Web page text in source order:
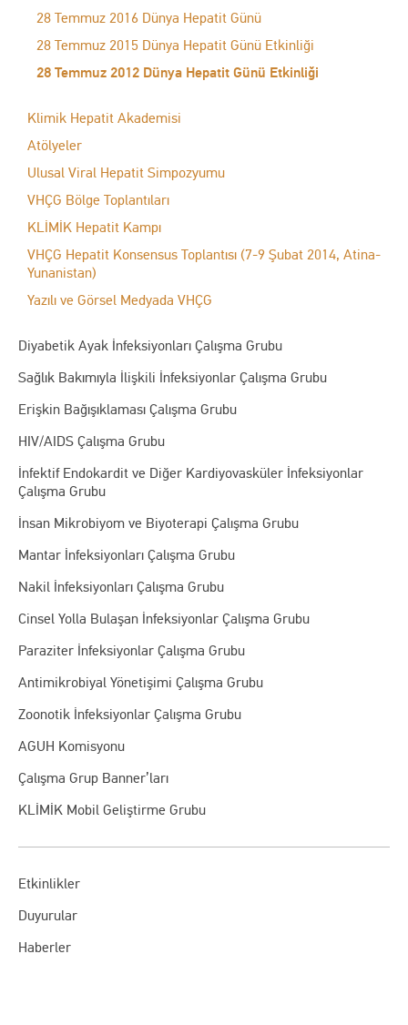
28 Temmuz 2016 Dünya Hepatit Günü
28 Temmuz 2015 Dünya Hepatit Günü Etkinliği
28 Temmuz 2012 Dünya Hepatit Günü Etkinliği
Klimik Hepatit Akademisi
Atölyeler
Ulusal Viral Hepatit Simpozyumu
VHÇG Bölge Toplantıları
KLİMİK Hepatit Kampı
VHÇG Hepatit Konsensus Toplantısı (7-9 Şubat 2014, Atina-
Yunanistan)
Yazılı ve Görsel Medyada VHÇG
Diyabetik Ayak İnfeksiyonları Çalışma Grubu
Sağlık Bakımıyla İlişkili İnfeksiyonlar Çalışma Grubu
Erişkin Bağışıklaması Çalışma Grubu
HIV/AIDS Çalışma Grubu
İnfektif Endokardit ve Diğer Kardiyovasküler İnfeksiyonlar
Çalışma Grubu
İnsan Mikrobiyom ve Biyoterapi Çalışma Grubu
Mantar İnfeksiyonları Çalışma Grubu
Nakil İnfeksiyonları Çalışma Grubu
Cinsel Yolla Bulaşan İnfeksiyonlar Çalışma Grubu
Paraziter İnfeksiyonlar Çalışma Grubu
Antimikrobiyal Yönetişimi Çalışma Grubu
Zoonotik İnfeksiyonlar Çalışma Grubu
AGUH Komisyonu
Çalışma Grup Banner’ları
KLİMİK Mobil Geliştirme Grubu
Etkinlikler
Duyurular
Haberler